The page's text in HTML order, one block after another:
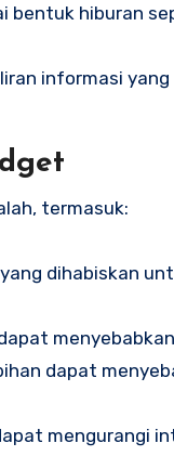
bentuk hiburan
informasi
termasuk:
dihabiskan
dapat
mengurangi